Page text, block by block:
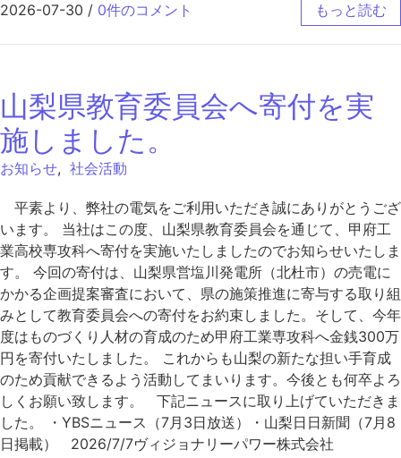
2026-07-30 / 0件のコメント もっと読む
山梨県教育委員会へ寄付を実
施しました。
お知らせ, 社会活動
平素より、弊社の電気をご利用いただき誠にありがとうござ
います。 当社はこの度、山梨県教育委員会を通じて、甲府工
業高校専攻科へ寄付を実施いたしましたのでお知らせいたしま
す。 今回の寄付は、山梨県営塩川発電所（北杜市）の売電に
かかる企画提案審査において、県の施策推進に寄与する取り組
みとして教育委員会への寄付をお約束しました。そして、今年
度はものづくり人材の育成のため甲府工業専攻科へ金銭300万
円を寄付いたしました。 これからも山梨の新たな担い手育成
のため貢献できるよう活動してまいります。今後とも何卒よろ
しくお願い致します。 下記ニュースに取り上げていただきま
した。 ・YBSニュース（7月3日放送）・山梨日日新聞（7月8
日掲載） 2026/7/7ヴィジョナリーパワー株式会社